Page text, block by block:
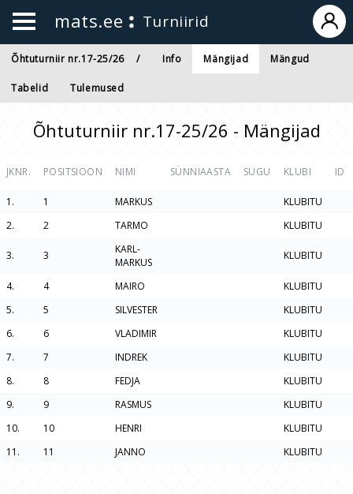
mats.ee Turniirid
Õhtuturniir nr.17-25/26 Info Mängijad Mängud
Tabelid Tulemused
Õhtuturniir nr.17-25/26 - Mängijad
JKNR. POSITSIOON NIMI SÜNNIAASTA SUGU KLUBI ID
1. 1 MARKUS
KLUBITU
2.
2 TARMO KLUBITU
3. 3
KARL-
MARKUS
KLUBITU
4. 4 MAIRO
KLUBITU
5.
5 SILVESTER
KLUBITU
6.
6 VLADIMIR
KLUBITU
7.
7 INDREK
KLUBITU
8.
8 FEDJA
KLUBITU
9.
9 RASMUS
KLUBITU
10.
10 HENRI
KLUBITU
11.
11 JANNO KLUBITU